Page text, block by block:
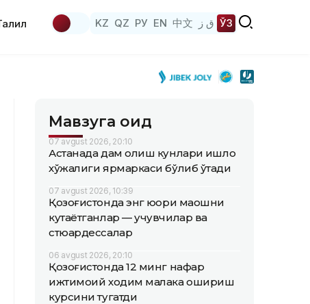
KZ QZ РУ EN 中文 ق ز ЎЗ
Мавзуга оид
07 avgust 2026, 20:10
Астанада дам олиш кунлари қишлоқ
хўжалиги ярмаркаси бўлиб ўтади
07 avgust 2026, 10:39
Қозоғистонда энг юқори маошни
кутаётганлар — учувчилар ва
стюардессалар
06 avgust 2026, 20:10
Қозоғистонда 12 минг нафар
ижтимоий ходим малака ошириш
курсини тугатди